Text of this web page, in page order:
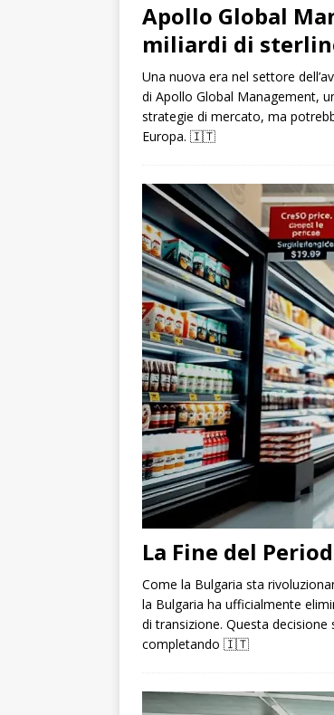
Apollo Global
miliardi di
Una nuova era nel settore
di Apollo Global Management,
strategie di mercato, ma
Europa. 🇮🇹
La Fine del
Come la Bulgaria sta
la Bulgaria ha ufficialmente
di transizione. Questa decisione
completando 🇮🇹